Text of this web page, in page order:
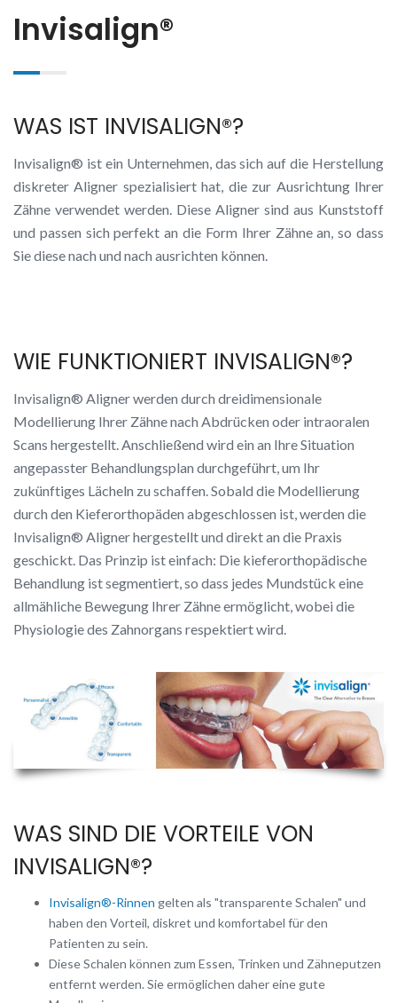
Invisalign®
WAS IST INVISALIGN®?
Invisalign® ist ein Unternehmen, das sich auf die Herstellung
diskreter Aligner spezialisiert hat, die zur Ausrichtung Ihrer
Zähne verwendet werden. Diese Aligner sind aus Kunststoff
und passen sich perfekt an die Form Ihrer Zähne an, so dass
Sie diese nach und nach ausrichten können.
WIE FUNKTIONIERT INVISALIGN®?
Invisalign® Aligner werden durch dreidimensionale
Modellierung Ihrer Zähne nach Abdrücken oder intraoralen
Scans hergestellt. Anschließend wird ein an Ihre Situation
angepasster Behandlungsplan durchgeführt, um Ihr
zukünftiges Lächeln zu schaffen. Sobald die Modellierung
durch den Kieferorthopäden abgeschlossen ist, werden die
Invisalign® Aligner hergestellt und direkt an die Praxis
geschickt. Das Prinzip ist einfach: Die kieferorthopädische
Behandlung ist segmentiert, so dass jedes Mundstück eine
allmähliche Bewegung Ihrer Zähne ermöglicht, wobei die
Physiologie des Zahnorgans respektiert wird.
WAS SIND DIE VORTEILE VON
INVISALIGN®?
Invisalign®-Rinnen gelten als "transparente Schalen" und
haben den Vorteil, diskret und komfortabel für den
Patienten zu sein.
Diese Schalen können zum Essen, Trinken und Zähneputzen
entfernt werden. Sie ermöglichen daher eine gute